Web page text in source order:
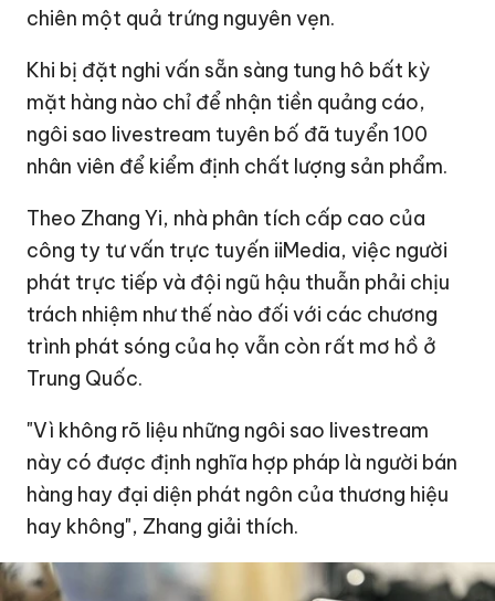
chiên một quả trứng nguyên vẹn.
Khi bị đặt nghi vấn sẵn sàng tung hô bất kỳ
mặt hàng nào chỉ để nhận tiền quảng cáo,
ngôi sao livestream tuyên bố đã tuyển 100
nhân viên để kiểm định chất lượng sản phẩm.
Theo Zhang Yi, nhà phân tích cấp cao của
công ty tư vấn trực tuyến iiMedia, việc người
phát trực tiếp và đội ngũ hậu thuẫn phải chịu
trách nhiệm như thế nào đối với các chương
trình phát sóng của họ vẫn còn rất mơ hồ ở
Trung Quốc.
"Vì không rõ liệu những ngôi sao livestream
này có được định nghĩa hợp pháp là người bán
hàng hay đại diện phát ngôn của thương hiệu
hay không", Zhang giải thích.